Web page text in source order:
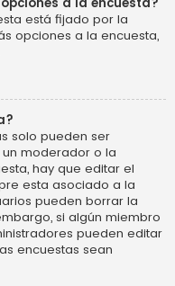
está fijado por la
opciones a la encuesta,
solo pueden ser
moderador o la
hay que editar el
esta asociado a la
pueden borrar la
si algún miembro
pueden editar
encuestas sean